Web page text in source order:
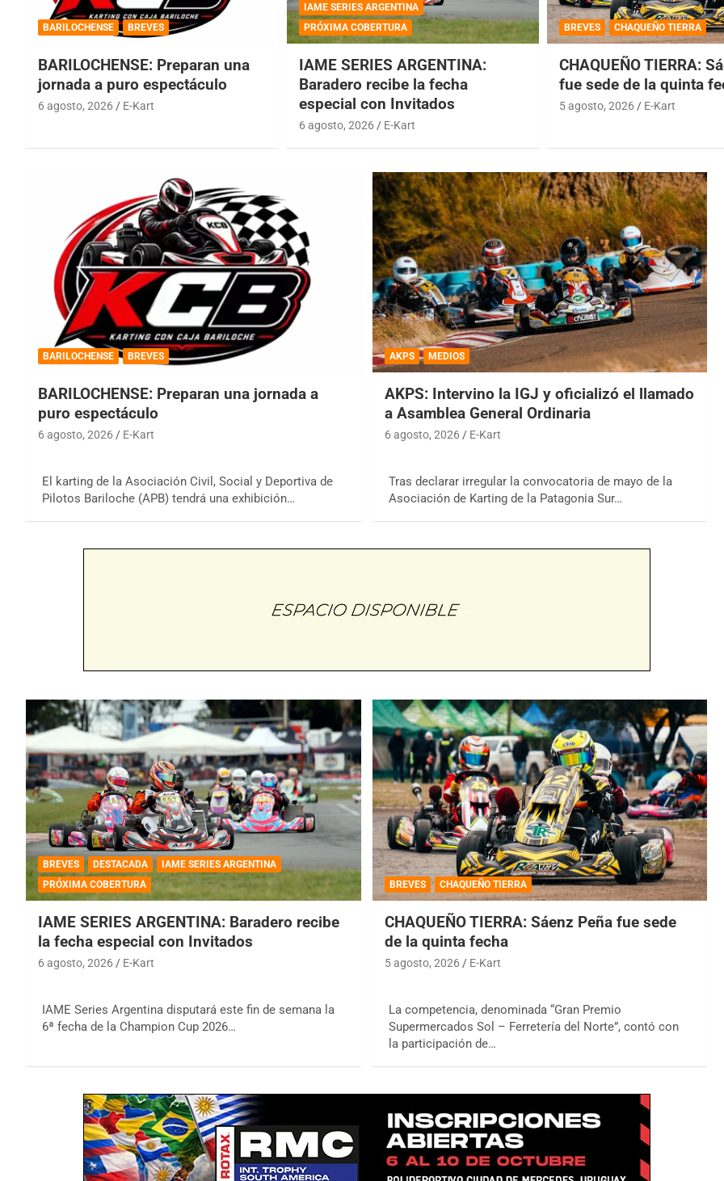
BARILOCHENSE BREVES
BARILOCHENSE: Preparan una
jornada a puro espectáculo
6 agosto, 2026 E-Kart
IAME SERIES ARGENTINA
PRÓXIMA COBERTURA
IAME SERIES ARGENTINA:
Baradero recibe la fecha
especial con Invitados
6 agosto, 2026 E-Kart
BREVES CHAQUEÑO TIERRA
CHAQUEÑO TIERRA:
fue sede de la quinta
5 agosto, 2026 E-Kart
BARILOCHENSE BREVES
BARILOCHENSE: Preparan una jornada a
puro espectáculo
6 agosto, 2026 E-Kart
El karting de la Asociación Civil, Social y Deportiva de
Pilotos Bariloche (APB) tendrá una exhibición…
AKPS MEDIOS
AKPS: Intervino la IGJ y oficializó el llamado
a Asamblea General Ordinaria
6 agosto, 2026 E-Kart
Tras declarar irregular la convocatoria de mayo de la
Asociación de Karting de la Patagonia Sur…
BREVES DESTACADA
IAME SERIES ARGENTINA
PRÓXIMA COBERTURA
IAME SERIES ARGENTINA: Baradero recibe
la fecha especial con Invitados
6 agosto, 2026 E-Kart
IAME Series Argentina disputará este fin de semana la
6ª fecha de la Champion Cup 2026…
BREVES CHAQUEÑO TIERRA
CHAQUEÑO TIERRA: Sáenz Peña fue sede
de la quinta fecha
5 agosto, 2026 E-Kart
La competencia, denominada “Gran Premio
Supermercados Sol – Ferretería del Norte”, contó con
la participación de…